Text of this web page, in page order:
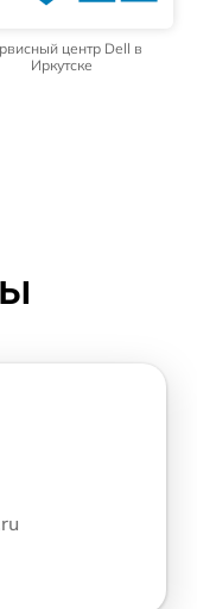
центр Dell в
Иркутске